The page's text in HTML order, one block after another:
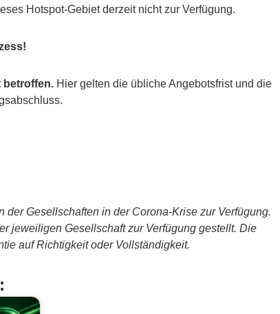
Hotspot-Gebiet derzeit nicht zur Verfügung.
betroffen. Hier gelten die übliche Angebotsfrist und die
Gesellschaften in der Corona-Krise zur Verfügung.
jeweiligen Gesellschaft zur Verfügung gestellt. Die
auf Richtigkeit oder Vollständigkeit.